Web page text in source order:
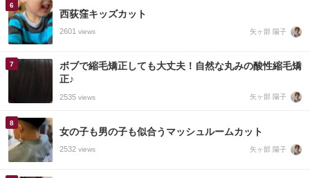
西荻窪キッズカット
2601 views 矢ヶ部 陽子
ボブで縮毛矯正しても大丈夫！自然な丸みの酸性縮毛矯
正♪
2535 views 矢ヶ部 陽子
女の子も男の子も似合うマッシュルームカット
2532 views 矢ヶ部 陽子